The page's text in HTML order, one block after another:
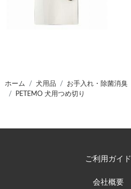
ホーム 犬用品 お手入れ・除菌消臭
PETEMO 犬用つめ切り
ご利用ガイド
会社概要